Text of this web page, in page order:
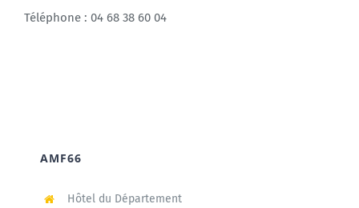
Téléphone : 04 68 38 60 04
AMF66
Hôtel du Département